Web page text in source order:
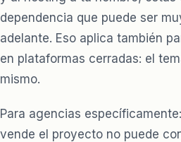
dependencia que puede ser
adelante. Eso aplica también
en plataformas cerradas: el
mismo.
Para agencias
vende el proyecto no puede